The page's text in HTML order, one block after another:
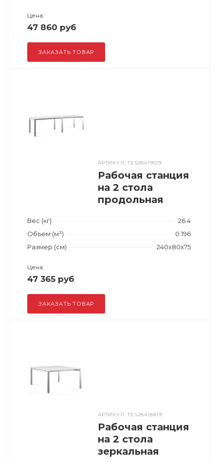
Цена:
47 860 руб
ЗАКАЗАТЬ ТОВАР
АРТИКУЛ: TES28419519
Рабочая станция
на 2 стола
продольная
Вес (кг)
26.4
Объем (м³)
0.196
Размер (см)
240x80x75
Цена:
47 365 руб
ЗАКАЗАТЬ ТОВАР
АРТИКУЛ: TES28418819
Рабочая станция
на 2 стола
зеркальная